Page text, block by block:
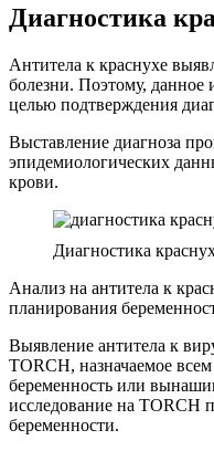
Диагностика
Антитела к краснухе
болезни. Поэтому, данное
целью подтверждения
Выставление диагноза
эпидемиологических
крови.
Диагностика
Анализ на антитела к
планирования
Выявление антитела к
TORCH, назначаемое
беременность или
исследование на TORCH
беременности.